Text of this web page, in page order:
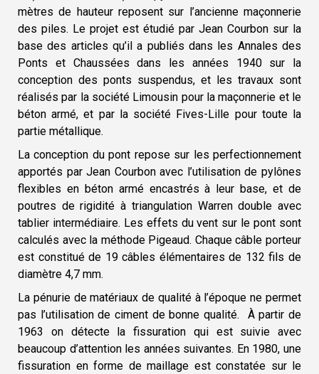
mètres de hauteur reposent sur l’ancienne maçonnerie
des piles. Le projet est étudié par Jean Courbon sur la
base des articles qu’il a publiés dans les Annales des
Ponts et Chaussées dans les années 1940 sur la
conception des ponts suspendus, et les travaux sont
réalisés par la société Limousin pour la maçonnerie et le
béton armé, et par la société Fives-Lille pour toute la
partie métallique.
La conception du pont repose sur les perfectionnement
apportés par Jean Courbon avec l’utilisation de pylônes
flexibles en béton armé encastrés à leur base, et de
poutres de rigidité à triangulation Warren double avec
tablier intermédiaire. Les effets du vent sur le pont sont
calculés avec la méthode Pigeaud. Chaque câble porteur
est constitué de 19 câbles élémentaires de 132 fils de
diamètre 4,7 mm.
La pénurie de matériaux de qualité à l’époque ne permet
pas l’utilisation de ciment de bonne qualité. À partir de
1963 on détecte la fissuration qui est suivie avec
beaucoup d’attention les années suivantes. En 1980, une
fissuration en forme de maillage est constatée sur le